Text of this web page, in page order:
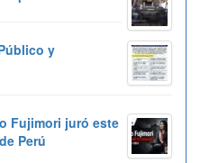
y
Fujimori juró este
Perú